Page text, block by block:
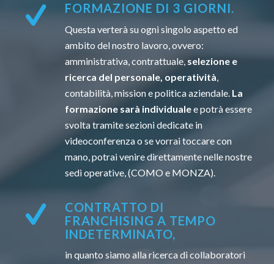
FORMAZIONE DI 3 GIORNI.
Questa verterà su ogni singolo aspetto ed
ambito del nostro lavoro, ovvero:
amministrativa, contrattuale, selezione e
ricerca del personale, operatività
contabilità, mission e politica aziendale. La
formazione sarà individualee potrà essere
svolta tramite sezioni dedicate in
videoconferenza o se vorrai toccare con
mano, potrai venire direttamente nelle nostre
sedi operative, (COMO e MONZA).
CONTRATTO DI
FRANCHISING A TEMPO
INDETERMINATO,
in quanto siamo alla ricerca di collaboratori